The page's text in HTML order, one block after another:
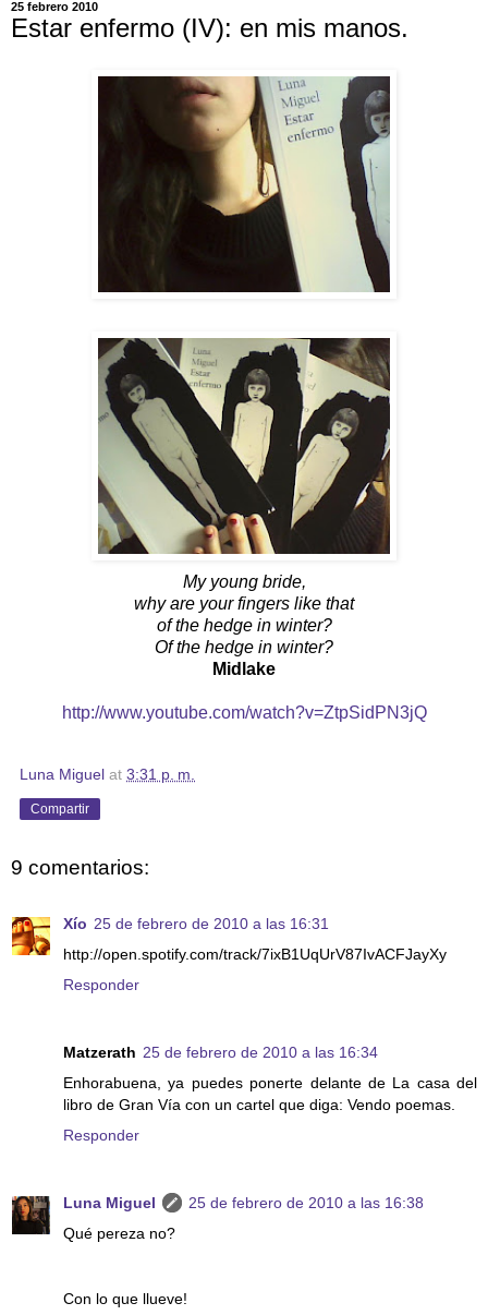
25 febrero 2010
Estar enfermo (IV): en mis manos.
My young bride,
why are your fingers like that
of the hedge in winter?
Of the hedge in winter?
Midlake
http://www.youtube.com/watch?v=ZtpSidPN3jQ
Luna Miguel at 3:31 p. m.
Compartir
9 comentarios:
Xío 25 de febrero de 2010 a las 16:31
http://open.spotify.com/track/7ixB1UqUrV87IvACFJayXy
Responder
Matzerath 25 de febrero de 2010 a las 16:34
Enhorabuena, ya puedes ponerte delante de La casa del
libro de Gran Vía con un cartel que diga: Vendo poemas.
Responder
Luna Miguel
25 de febrero de 2010 a las 16:38
Qué pereza no?
Con lo que llueve!